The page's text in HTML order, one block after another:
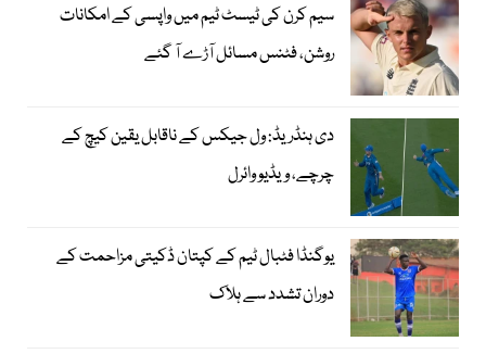
سیم کرن کی ٹیسٹ ٹیم میں واپسی کے امکانات
روشن، فٹنس مسائل آڑے آ گئے
دی ہنڈریڈ: ول جیکس کے ناقابل یقین کیچ کے
چرچے، ویڈیو وائرل
یوگنڈا فٹبال ٹیم کے کپتان ڈکیتی مزاحمت کے
دوران تشدد سے ہلاک